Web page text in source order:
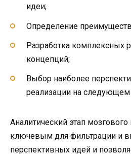
идеи;
Определение
Разработка комплексных
концепций;
Выбор наиболее
реализации на следующем
Аналитический этап
ключевым для фильтрации и
перспективных идей и